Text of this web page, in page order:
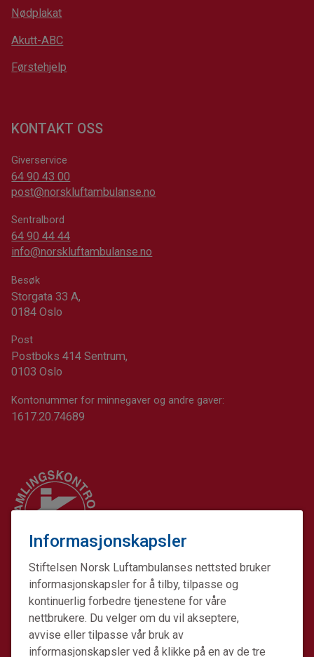
Informasjonskapsler
Stiftelsen Norsk Luftambulanses nettsted bruker
informasjonskapsler for å tilby, tilpasse og
kontinuerlig forbedre tjenestene for våre
nettbrukere. Du velger om du vil akseptere,
avvise eller tilpasse vår bruk av
informasjonskapsler ved å klikke på en av de tre
Nødplakat
Akutt-ABC
Førstehjelp
KONTAKT OSS
Giverservice
64 90 43 00
post@norskluftambulanse.no
Sentralbord
64 90 44 44
info@norskluftambulanse.no
Besøk
Storgata 33 A,
0184 Oslo
Post
Postboks 414 Sentrum,
0103 Oslo
Kontonummer for minnegaver og andre gaver:
1617.20.74689